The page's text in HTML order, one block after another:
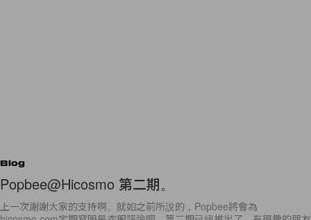
Blog
Popbee@Hicosmo 第二期。
上一次謝謝大家的支持啊。就如之前所說的，Popbee將會為